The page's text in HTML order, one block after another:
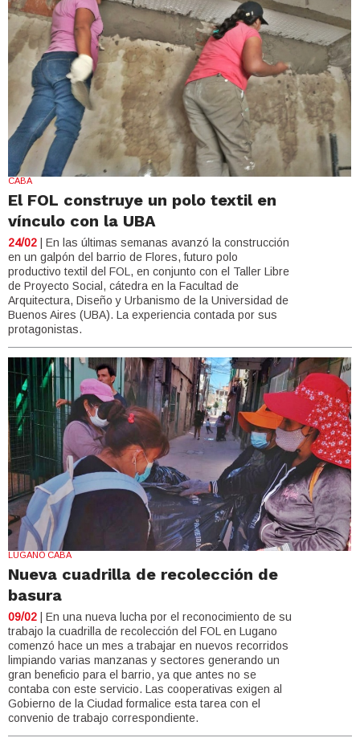
CABA
El FOL construye un polo textil en
vínculo con la UBA
24/02 | En las últimas semanas avanzó la construcción
en un galpón del barrio de Flores, futuro polo
productivo textil del FOL, en conjunto con el Taller Libre
de Proyecto Social, cátedra en la Facultad de
Arquitectura, Diseño y Urbanismo de la Universidad de
Buenos Aires (UBA). La experiencia contada por sus
protagonistas.
LUGANO CABA
Nueva cuadrilla de recolección de
basura
09/02 | En una nueva lucha por el reconocimiento de su
trabajo la cuadrilla de recolección del FOL en Lugano
comenzó hace un mes a trabajar en nuevos recorridos
limpiando varias manzanas y sectores generando un
gran beneficio para el barrio, ya que antes no se
contaba con este servicio. Las cooperativas exigen al
Gobierno de la Ciudad formalice esta tarea con el
convenio de trabajo correspondiente.